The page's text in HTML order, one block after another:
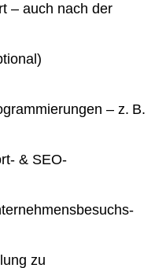
– auch nach der
– z. B.
& SEO-
zu